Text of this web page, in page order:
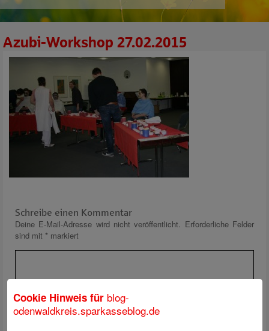
Azubi-Workshop 27.02.2015
Schreibe einen Kommentar
Deine E-Mail-Adresse wird nicht veröffentlicht. Erforderliche Felder
sind mit * markiert
Cookie Hinweis für blog-
odenwaldkreis.sparkasseblog.de